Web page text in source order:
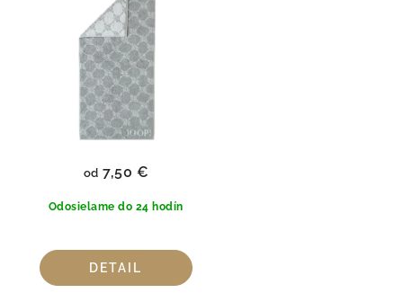
Odosielame do 24 hodín
od 7,50 €
DETAIL